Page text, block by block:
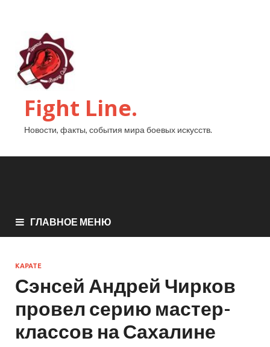
Fight Line.
Новости, факты, события мира боевых искусств.
ГЛАВНОЕ МЕНЮ
КАРАТЕ
Сэнсей Андрей Чирков
провел серию мастер-
классов на Сахалине